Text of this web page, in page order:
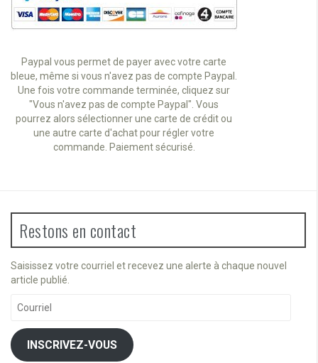
Paypal vous permet de payer avec votre carte
bleue, même si vous n'avez pas de compte Paypal.
Une fois votre commande terminée, cliquez sur
"Vous n'avez pas de compte Paypal". Vous
pourrez alors sélectionner une carte de crédit ou
une autre carte d'achat pour régler votre
commande. Paiement sécurisé.
Restons en contact
Saisissez votre courriel et recevez une alerte à chaque nouvel
article publié.
Courriel
INSCRIVEZ-VOUS